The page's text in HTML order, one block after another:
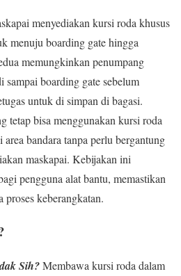
menyediakan kursi roda khusus
menuju boarding gate hingga
memungkinkan penumpang
sampai boarding gate sebelum
untuk di simpan di bagasi.
tetap bisa menggunakan kursi roda
bandara tanpa perlu bergantung
maskapai. Kebijakan ini
pengguna alat bantu, memastikan
proses keberangkatan.
Sih?Membawa kursi roda dalam